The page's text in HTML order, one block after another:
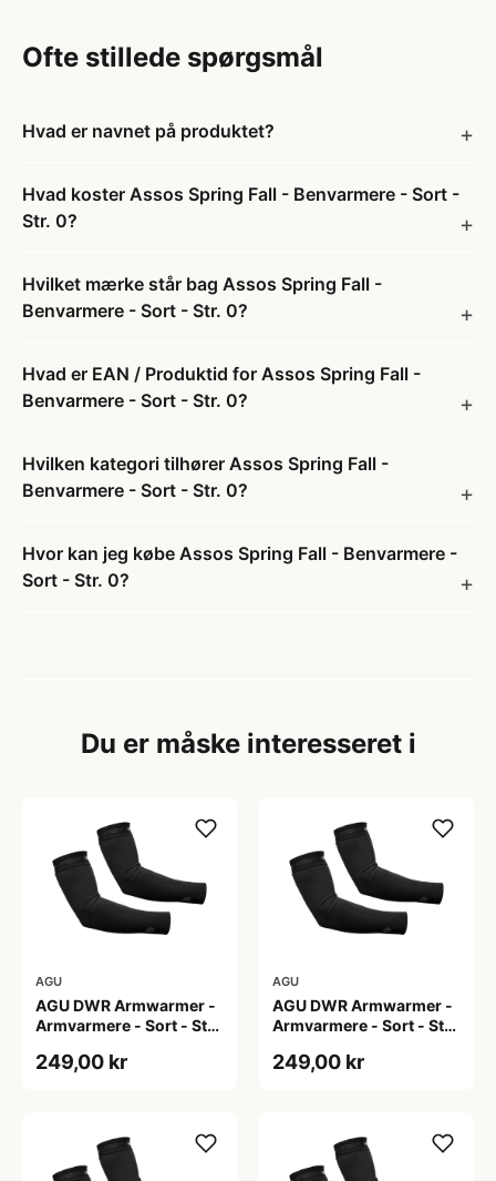
Ofte stillede spørgsmål
Hvad er navnet på produktet?
Hvad koster Assos Spring Fall - Benvarmere - Sort -
Str. 0?
Hvilket mærke står bag Assos Spring Fall -
Benvarmere - Sort - Str. 0?
Hvad er EAN / Produktid for Assos Spring Fall -
Benvarmere - Sort - Str. 0?
Hvilken kategori tilhører Assos Spring Fall -
Benvarmere - Sort - Str. 0?
Hvor kan jeg købe Assos Spring Fall - Benvarmere -
Sort - Str. 0?
Du er måske interesseret i
AGU
AGU DWR Armwarmer -
Armvarmere - Sort - Str.
249,00 kr
AGU
AGU DWR Armwarmer -
Armvarmere - Sort - Str.
249,00 kr